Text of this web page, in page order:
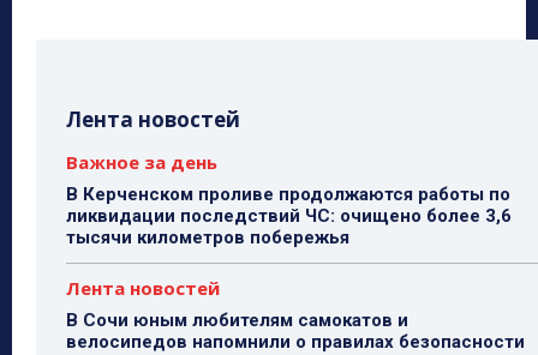
Лента новостей
Важное за день
В Керченском проливе продолжаются работы по
ликвидации последствий ЧС: очищено более 3,6
тысячи километров побережья
Лента новостей
В Сочи юным любителям самокатов и
велосипедов напомнили о правилах безопасности